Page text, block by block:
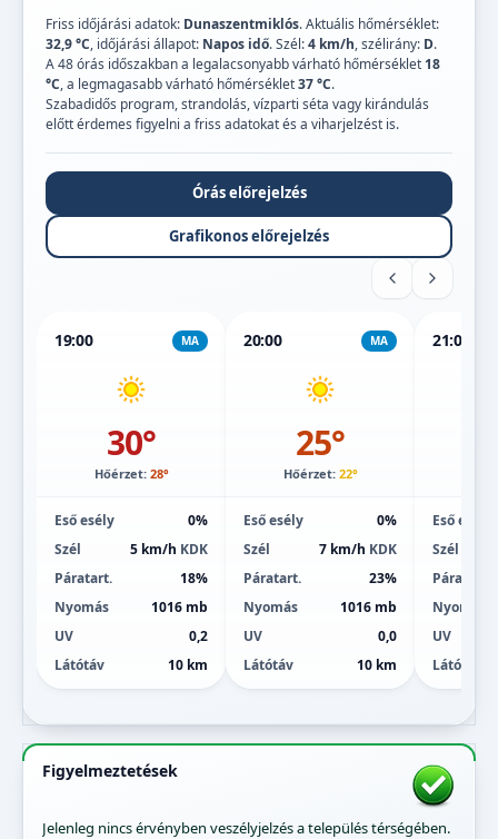
Friss időjárási adatok: Dunaszentmiklós. Aktuális hőmérséklet:
32,9 °C, időjárási állapot: Napos idő. Szél:4 km/h, szélirány: D.
A 48 órás időszakban a legalacsonyabb várható hőmérséklet 18
°C, a legmagasabb várható hőmérséklet37 °C.
Szabadidős program, strandolás, vízparti séta vagy kirándulás
előtt érdemes figyelni a friss adatokat és a viharjelzést is.
Órás előrejelzés
Grafikonos előrejelzés
19:00 MA
30°
Hőérzet: 28°
Eső esély
0%
Szél
5 km/h KDK
Páratart.
18%
Nyomás
1016 mb
UV
0,2
Látótáv
10 km
20:00 MA
25°
Hőérzet: 22°
Eső esély
0%
Szél
7 km/h KDK
Páratart.
23%
Nyomás
1016 mb
UV
0,0
Látótáv
10 km
21:00
Eső esély
Szél
Páratart.
Nyomás
UV
Látótáv
Figyelmeztetések
Jelenleg nincs érvényben veszélyjelzés a település térségében.